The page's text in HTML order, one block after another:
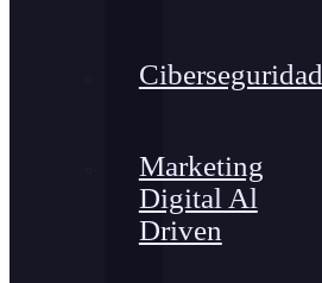
Ciberseguridad
Marketing
Digital Al
Driven